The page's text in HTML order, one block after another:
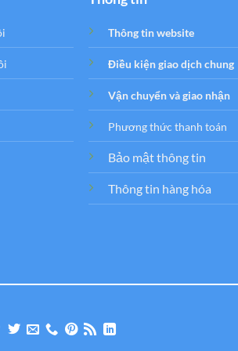
Thông tin website
Điều kiện giao dịch chung
Vận chuyển và giao nhận
Phương thức thanh toán
Bảo mật thông tin
Thông tin hàng hóa